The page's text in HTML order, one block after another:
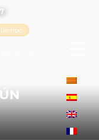
tiempo